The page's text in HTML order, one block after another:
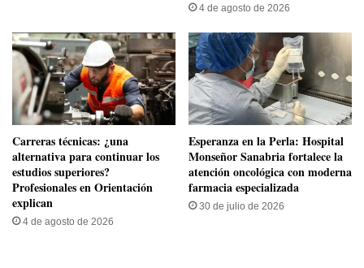
4 de agosto de 2026
Carreras técnicas: ¿una
alternativa para continuar los
estudios superiores?
Profesionales en Orientación
explican
4 de agosto de 2026
​Esperanza en la Perla: Hospital
Monseñor Sanabria fortalece la
atención oncológica con moderna
farmacia especializada
30 de julio de 2026